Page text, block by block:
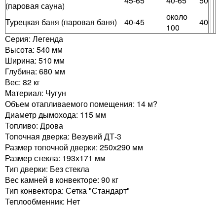
(паровая сауна)
Турецкая баня (паровая баня)
40-45
около
100
40
Серия: Легенда
Высота: 540 мм
Ширина: 510 мм
Глубина: 680 мм
Вес: 82 кг
Материал: Чугун
Объем отапливаемого помещения: 14 м?
Диаметр дымохода: 115 мм
Топливо: Дрова
Топочная дверка: Везувий ДТ-3
Размер топочной дверки: 250х290 мм
Размер стекла: 193х171 мм
Тип дверки: Без стекла
Вес камней в конвекторе: 90 кг
Тип конвектора: Сетка "Стандарт"
Теплообменник: Нет